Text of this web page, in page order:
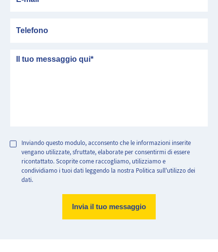
messaggio
Inviando questo modulo, acconsento che le informazioni inserite
vengano utilizzate, sfruttate, elaborate per consentirmi di essere
ricontattato. Scoprite come raccogliamo, utilizziamo e
condividiamo i tuoi dati leggendo la nostra Politica sull'utilizzo dei
dati.